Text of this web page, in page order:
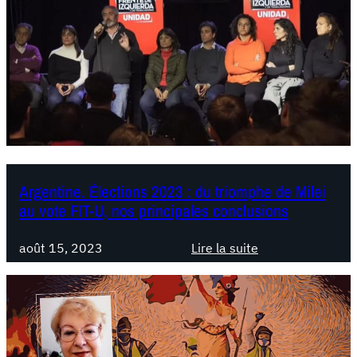
i
o
n
a
d
o
u
i
e
n
a
u
F
e
n
t
i
n
P
n
o
a
m
a
p
o
Argentine. Élections 2023 : du triomphe de Milei
au vote FIT-U, nos principales conclusions
août 15, 2023
Lire la suite
:
A
r
g
e